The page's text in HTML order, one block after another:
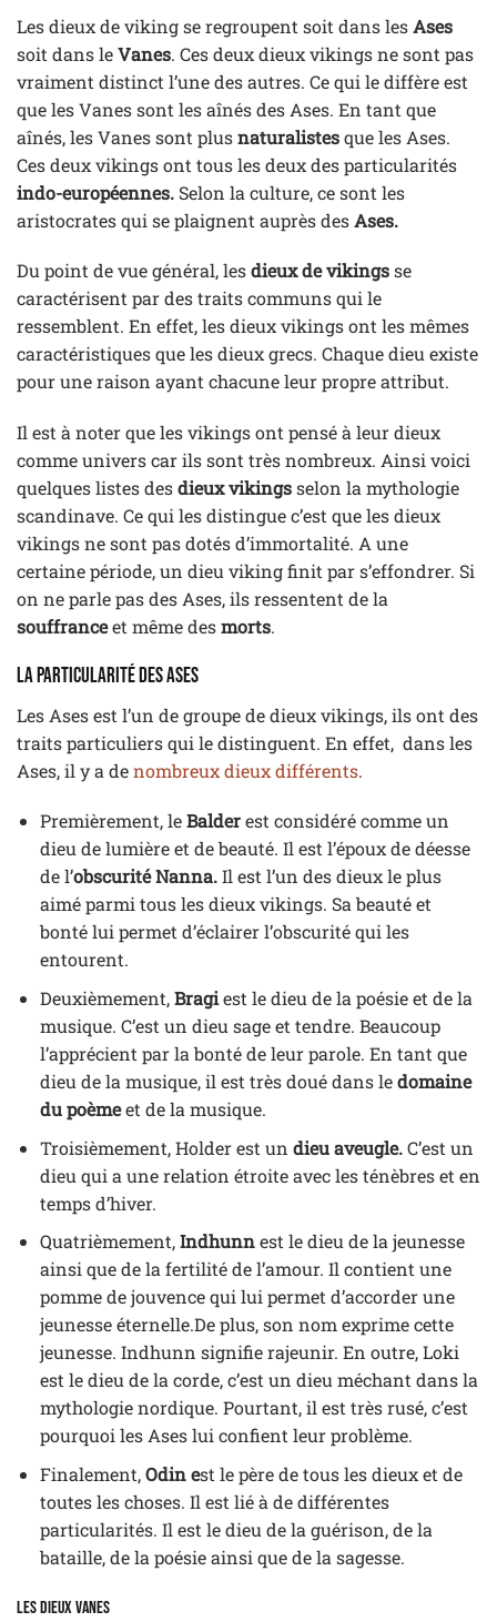
Les dieux de viking se regroupent soit dans lesAses
soit dans leVanes. Ces deux dieux vikings ne sont pas
vraiment distinct l’une des autres. Ce qui le diffère est
que les Vanes sont les aînés des Ases. En tant que
aînés, les Vanes sont plusnaturalistesque les Ases.
Ces deux vikings ont tous les deux des particularités
indo-européennes. Selon la culture, ce sont les
aristocrates qui se plaignent auprès desAses.
Du point de vue général, lesdieux de vikingsse
caractérisent par des traits communs qui le
ressemblent. En effet, les dieux vikings ont les mêmes
caractéristiques que les dieux grecs. Chaque dieu existe
pour une raison ayant chacune leur propre attribut.
Il est à noter que les vikings ont pensé à leur dieux
comme univers car ils sont très nombreux. Ainsi voici
quelques listes desdieux vikingsselon la mythologie
scandinave. Ce qui les distingue c’est que les dieux
vikings ne sont pas dotés d’immortalité. A une
certaine période, un dieu viking finit par s’effondrer. Si
on ne parle pas des Ases, ils ressentent de la
souffranceet même desmorts.
La particularité des Ases
Les Ases est l’un de groupe de dieux vikings, ils ont des
traits particuliers qui le distinguent. En effet, dans les
Ases, il y a denombreux dieux différents.
Premièrement, leBalderest considéré comme un
dieu de lumière et de beauté. Il est l’époux de déesse
de l’obscurité Nanna.Il est l’un des dieux le plus
aimé parmi tous les dieux vikings. Sa beauté et
bonté lui permet d’éclairer l’obscurité qui les
entourent.
Deuxièmement,Bragiest le dieu de la poésie et de la
musique. C’est un dieu sage et tendre. Beaucoup
l’apprécient par la bonté de leur parole. En tant que
dieu de la musique, il est très doué dans ledomaine
du poèmeet de la musique.
Troisièmement, Holder est un dieu aveugle.C’est un
dieu qui a une relation étroite avec les ténèbres et en
temps d’hiver.
Quatrièmement,Indhunnest le dieu de la jeunesse
ainsi que de la fertilité de l’amour. Il contient une
pomme de jouvence qui lui permet d’accorder une
jeunesse éternelle.De plus, son nom exprime cette
jeunesse. Indhunn signifie rajeunir. En outre, Loki
est le dieu de la corde, c’est un dieu méchant dans la
mythologie nordique. Pourtant, il est très rusé, c’est
pourquoi les Ases lui confient leur problème.
Finalement,Odin est le père de tous les dieux et de
toutes les choses. Il est lié à de différentes
particularités. Il est le dieu de la guérison, de la
bataille, de la poésie ainsi que de la sagesse.
Les dieux Vanes